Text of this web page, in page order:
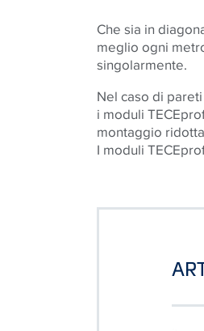
Che sia in
meglio ogni
singolarmente.
Nel caso di
i moduli
montaggio
I moduli